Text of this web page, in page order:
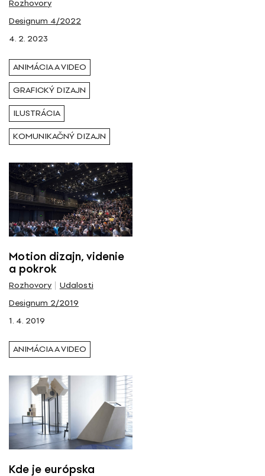
Tagy
Rozhovory
Designum 4/2022
4. 2. 2023
ANIMÁCIA A VIDEO
GRAFICKÝ DIZAJN
ILUSTRÁCIA
KOMUNIKAČNÝ DIZAJN
Motion dizajn, videnie
a pokrok
Rozhovory
Udalosti
Designum 2/2019
1. 4. 2019
ANIMÁCIA A VIDEO
Kde je európska